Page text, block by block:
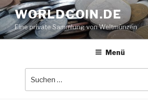
Zum
Inhalt
springen
WORLDCOIN.DE
Eine private Sammlung von Weltmünzen
Menü